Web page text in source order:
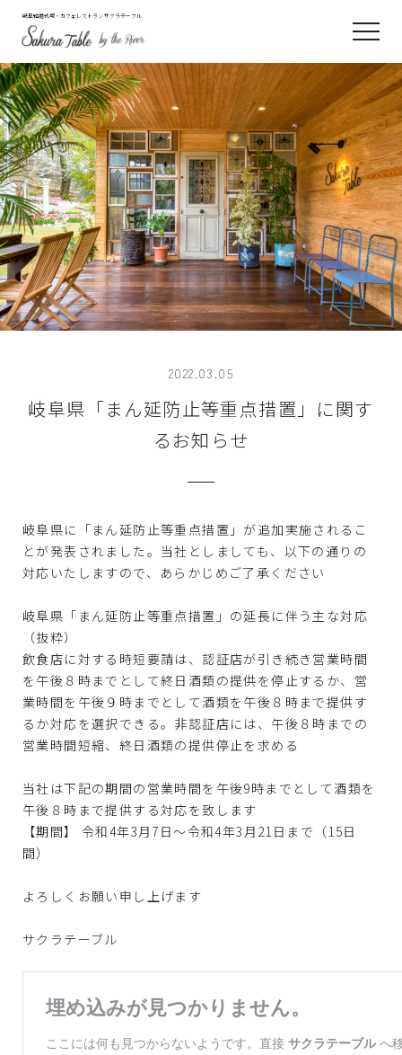
岐阜結婚式場・カフェレストラン サクラテーブル
2022.03.05
岐阜県「まん延防止等重点措置」に関す
るお知らせ
岐阜県に「まん延防止等重点措置」が追加実施されるこ
とが発表されました。当社としましても、以下の通りの
対応いたしますので、あらかじめご了承ください
岐阜県「まん延防止等重点措置」の延長に伴う主な対応
（抜粋）
飲食店に対する時短要請は、認証店が引き続き営業時間
を午後８時までとして終日酒類の提供を停止するか、営
業時間を午後９時までとして酒類を午後８時まで提供す
るか対応を選択できる。非認証店には、午後８時までの
営業時間短縮、終日酒類の提供停止を求める
当社は下記の期間の営業時間を午後9時までとして酒類を
午後８時まで提供する対応を致します
【期間】 令和4年3月7日～令和4年3月21日まで（15日
間）
よろしくお願い申し上げます
サクラテーブル